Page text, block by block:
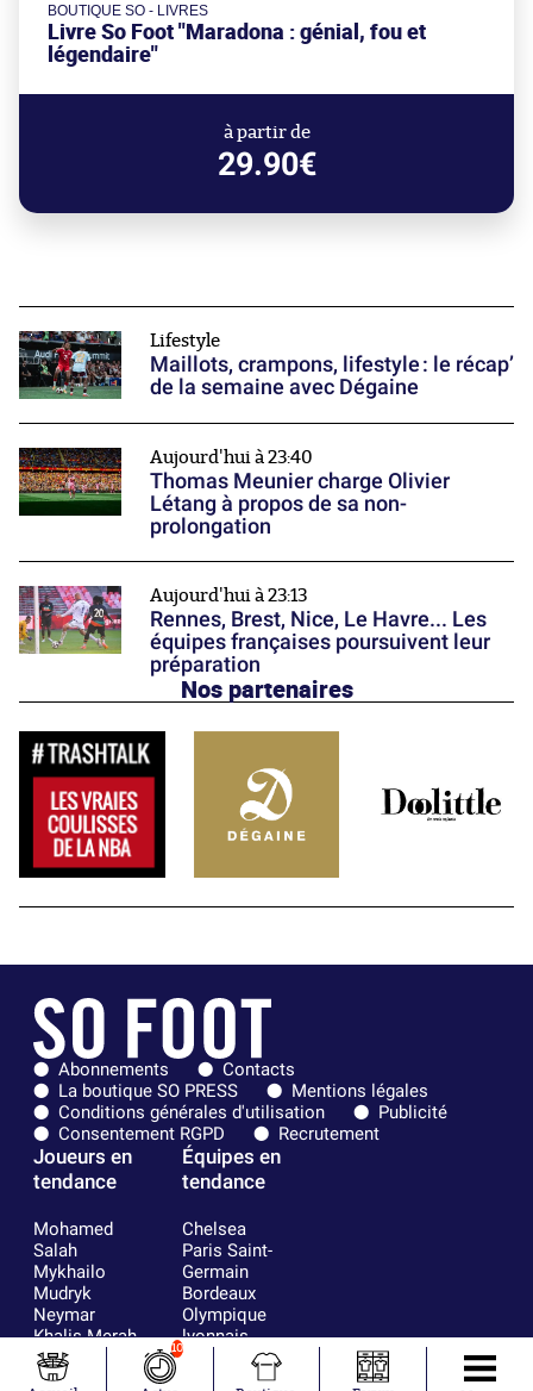
BOUTIQUE SO - LIVRES
Livre So Foot "Maradona : génial, fou et
légendaire"
à partir de
29.90€
Lifestyle
Maillots, crampons, lifestyle : le récap’
de la semaine avec Dégaine
Aujourd'hui à 23:40
Thomas Meunier charge Olivier
Létang à propos de sa non-
prolongation
Aujourd'hui à 23:13
Rennes, Brest, Nice, Le Havre... Les
équipes françaises poursuivent leur
préparation
Nos partenaires
Abonnements
Contacts
La boutique SO PRESS
Mentions légales
Conditions générales d'utilisation
Publicité
Consentement RGPD
Recrutement
Joueurs en
tendance
Mohamed
Salah
Mykhailo
Mudryk
Neymar
Khalis Merah
Loïs Openda
Moussa
Équipes en
tendance
Chelsea
Paris Saint-
Germain
Bordeaux
Olympique
lyonnais
FIFA
Real Madrid
10